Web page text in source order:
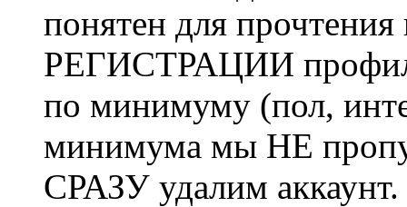
понятен для
РЕГИСТРАЦИИ профиль
по минимуму (пол,
минимума мы НЕ
СРАЗУ удалим